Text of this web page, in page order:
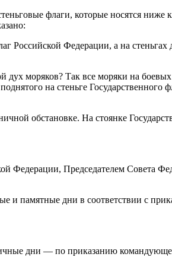
флаги, которые носятся ниже
Российской Федерации, а на
моряков? Так все моряки на
на стеньге Государственного
обстановке. На стоянке
Федерации, Председателем Совета
и памятные дни в соответствии с
дни — по приказанию